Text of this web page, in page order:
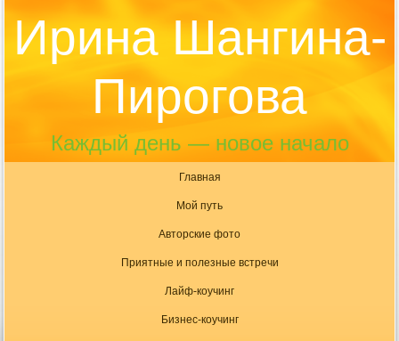
Ирина Шангина-
Пирогова
Каждый день — новое начало
Главная
Мой путь
Авторские фото
Приятные и полезные встречи
Лайф-коучинг
Бизнес-коучинг